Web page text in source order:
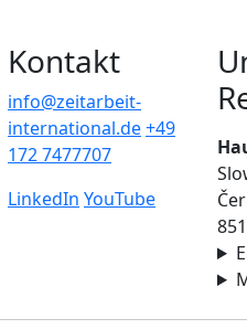
Kontakt
info@zeitarbeit-
international.de+49
172 7477707
LinkedIn YouTube